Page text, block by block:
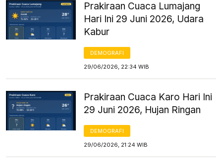
Prakiraan Cuaca Lumajang
Hari Ini 29 Juni 2026, Udara
Kabur
DEMOGRAFI
29/06/2026, 22:34 WIB
Prakiraan Cuaca Karo Hari Ini
29 Juni 2026, Hujan Ringan
DEMOGRAFI
29/06/2026, 21:24 WIB